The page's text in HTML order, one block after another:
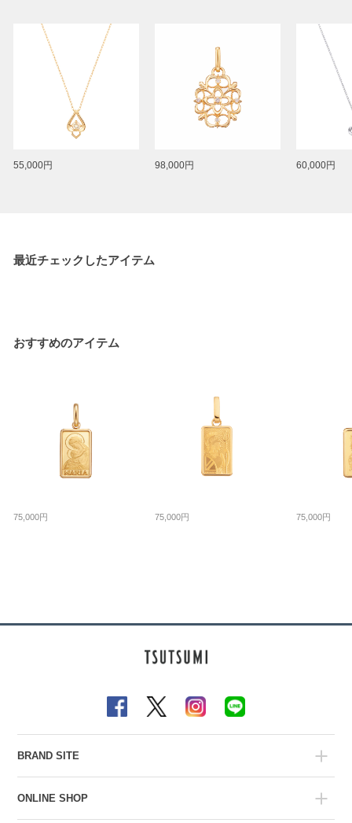
55,000円 98,000円 60,000円
最近チェックしたアイテム
おすすめのアイテム
75,000円 75,000円 75,000円
BRAND SITE
ONLINE SHOP